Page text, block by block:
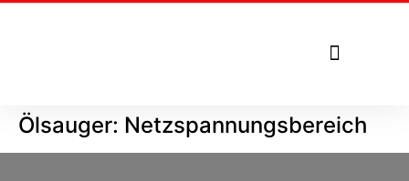
Ölsauger: Netzspannungsbereich